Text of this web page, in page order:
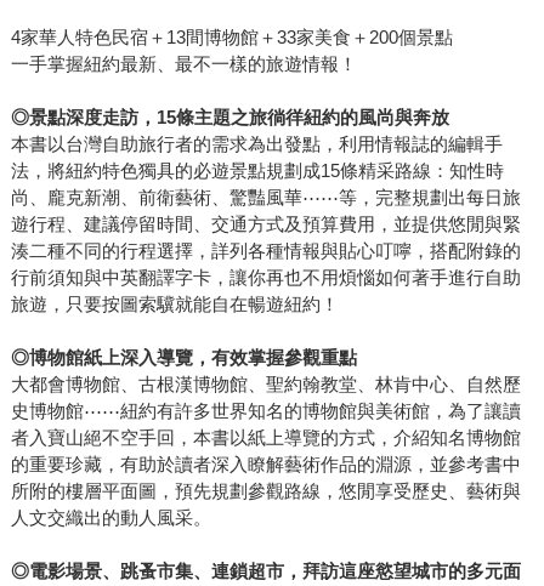
4家華人特色民宿＋13間博物館＋33家美食＋200個景點
一手掌握紐約最新、最不一樣的旅遊情報！
◎景點深度走訪， 15條主題之旅徜徉紐約的風尚與奔放
本書以台灣自助旅行者的需求為出發點，利用情報誌的編輯手
法，將紐約特色獨具的必遊景點規劃成15條精采路線：知性時
尚、龐克新潮、前衛藝術、驚豔風華⋯⋯等，完整規劃出每日旅
遊行程、建議停留時間、交通方式及預算費用，並提供悠閒與緊
湊二種不同的行程選擇，詳列各種情報與貼心叮嚀，搭配附錄的
行前須知與中英翻譯字卡，讓你再也不用煩惱如何著手進行自助
旅遊，只要按圖索驥就能自在暢遊紐約！
◎博物館紙上深入導覽，有效掌握參觀重點
大都會博物館、古根漢博物館、聖約翰教堂、林肯中心、自然歷
史博物館⋯⋯紐約有許多世界知名的博物館與美術館，為了讓讀
者入寶山絕不空手回，本書以紙上導覽的方式，介紹知名博物館
的重要珍藏，有助於讀者深入瞭解藝術作品的淵源，並參考書中
所附的樓層平面圖，預先規劃參觀路線，悠閒享受歷史、藝術與
人文交織出的動人風采。
◎電影場景、跳蚤市集、連鎖超市，拜訪這座慾望城市的多元面